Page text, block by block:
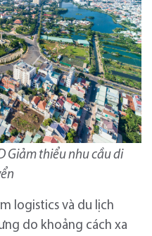
Giảm thiểu nhu cầu di
logistics và du lịch
do khoảng cách xa